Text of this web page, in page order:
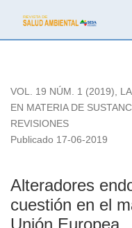
Alteradores
VOL. 19 NÚM. 1 (2019),
EN MATERIA DE
REVISIONES
Alteradores
cuestión en el
Publicado 17-06-2019